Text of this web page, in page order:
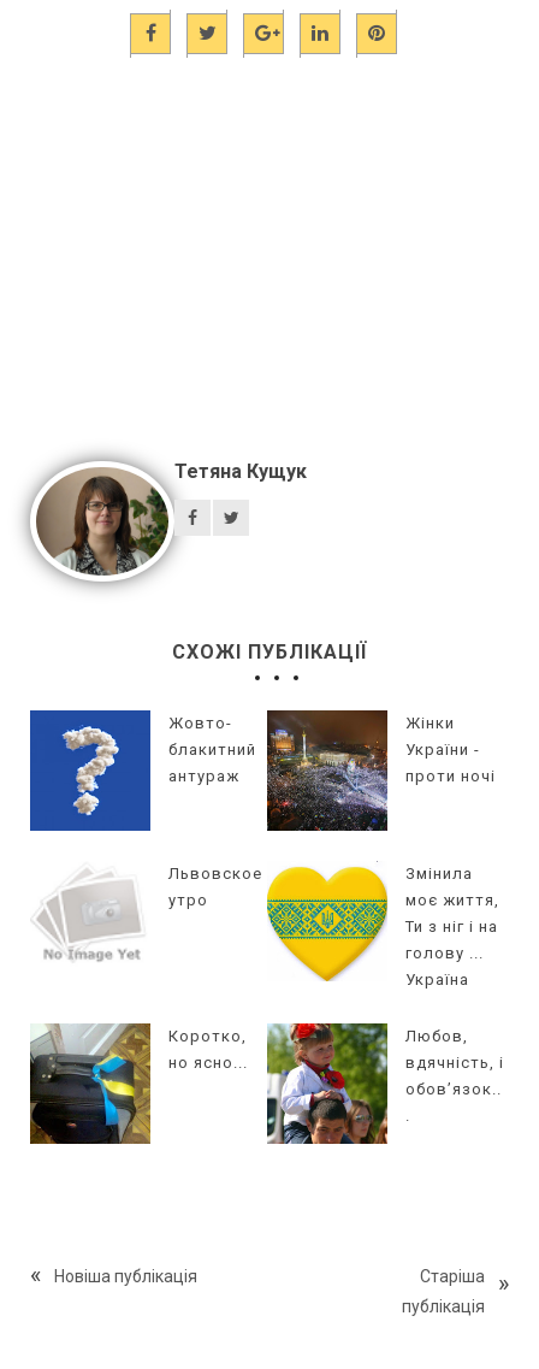
Тетяна Кущук
СХОЖІ ПУБЛІКАЦІЇ
Жовто-
блакитний
антураж
Жінки
України -
проти ночі
Львовское
утро
Змінила
моє життя,
Ти з ніг і на
голову ...
Україна
Коротко,
но ясно...
Любов,
вдячність, і
обов’язок..
.
Новіша публікація
Старіша
публікація